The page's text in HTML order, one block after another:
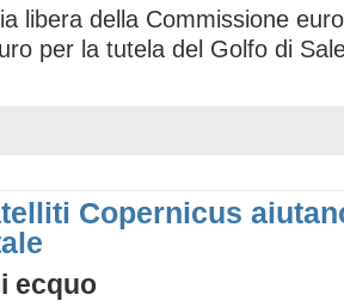
libera della Commissione
per la tutela del Golfo di
Copernicus
ecquo